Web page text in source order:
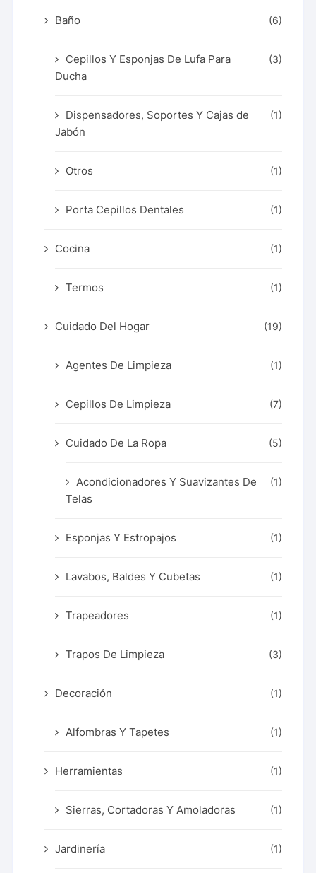
Baño (6)
Cepillos Y Esponjas De Lufa Para
Ducha
(3)
Dispensadores, Soportes Y Cajas de
Jabón
(1)
Otros (1)
Porta Cepillos Dentales (1)
Cocina (1)
Termos (1)
Cuidado Del Hogar (19)
Agentes De Limpieza (1)
Cepillos De Limpieza (7)
Cuidado De La Ropa (5)
Acondicionadores Y Suavizantes De
Telas
(1)
Esponjas Y Estropajos (1)
Lavabos, Baldes Y Cubetas (1)
Trapeadores (1)
Trapos De Limpieza (3)
Decoración (1)
Alfombras Y Tapetes (1)
Herramientas (1)
Sierras, Cortadoras Y Amoladoras (1)
Jardinería (1)